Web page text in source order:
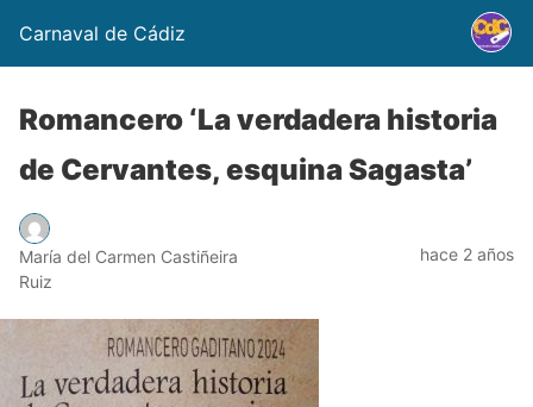
Carnaval de Cádiz
Romancero ‘La verdadera historia
de Cervantes, esquina Sagasta’
María del Carmen Castiñeira
Ruiz
hace 2 años